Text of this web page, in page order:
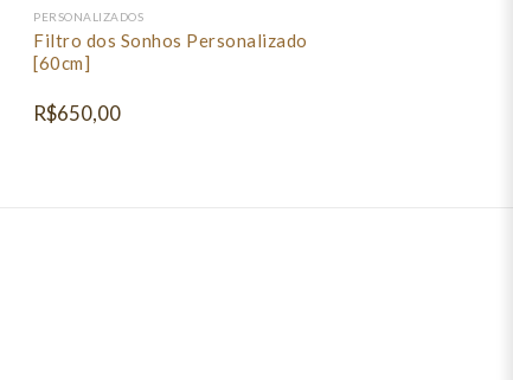
PERSONALIZADOS
Filtro dos Sonhos Personalizado
[60cm]
R$650,00